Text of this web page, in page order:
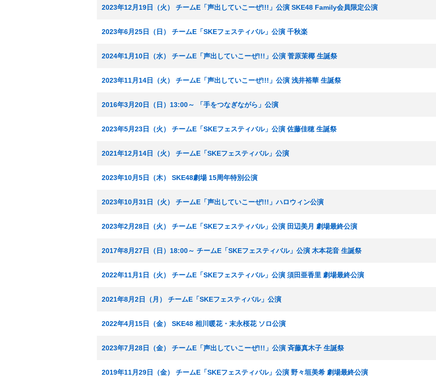
2023年12月19日（火） チームE「声出していこーぜ!!!」公演 SKE48 Family会員限定公演
2023年6月25日（日） チームE「SKEフェスティバル」公演 千秋楽
2024年1月10日（水） チームE「声出していこーぜ!!!」公演 菅原茉椰 生誕祭
2023年11月14日（火） チームE「声出していこーぜ!!!」公演 浅井裕華 生誕祭
2016年3月20日（日）13:00～ 「手をつなぎながら」公演
2023年5月23日（火） チームE「SKEフェスティバル」公演 佐藤佳穂 生誕祭
2021年12月14日（火） チームE「SKEフェスティバル」公演
2023年10月5日（木） SKE48劇場 15周年特別公演
2023年10月31日（火） チームE「声出していこーぜ!!!」ハロウィン公演
2023年2月28日（火） チームE「SKEフェスティバル」公演 田辺美月 劇場最終公演
2017年8月27日（日）18:00～ チームE「SKEフェスティバル」公演 木本花音 生誕祭
2022年11月1日（火） チームE「SKEフェスティバル」公演 須田亜香里 劇場最終公演
2021年8月2日（月） チームE「SKEフェスティバル」公演
2022年4月15日（金） SKE48 相川暖花・末永桜花 ソロ公演
2023年7月28日（金） チームE「声出していこーぜ!!!」公演 斉藤真木子 生誕祭
2019年11月29日（金） チームE「SKEフェスティバル」公演 野々垣美希 劇場最終公演